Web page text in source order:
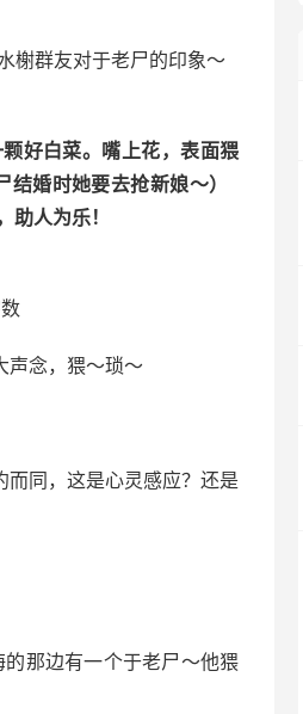
榭群友对于老尸的印象～
好白菜。嘴上花，表面猥
结婚时她要去抢新娘～）
助人为乐！
声念，猥～琐～
同，这是心灵感应？还是
那边有一个于老尸～他猥